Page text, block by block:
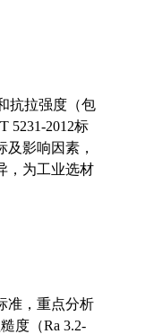
抗拉强度（包
5231-2012标
影响因素，
，为工业选材
准，重点分析
度（Ra 3.2-